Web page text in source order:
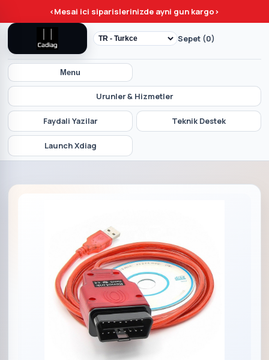
<Mesai ici siparislerinizde ayni gun kargo>
Menu
Urunler & Hizmetler
Faydali Yazilar Teknik Destek
Launch Xdiag
Sepet (0)